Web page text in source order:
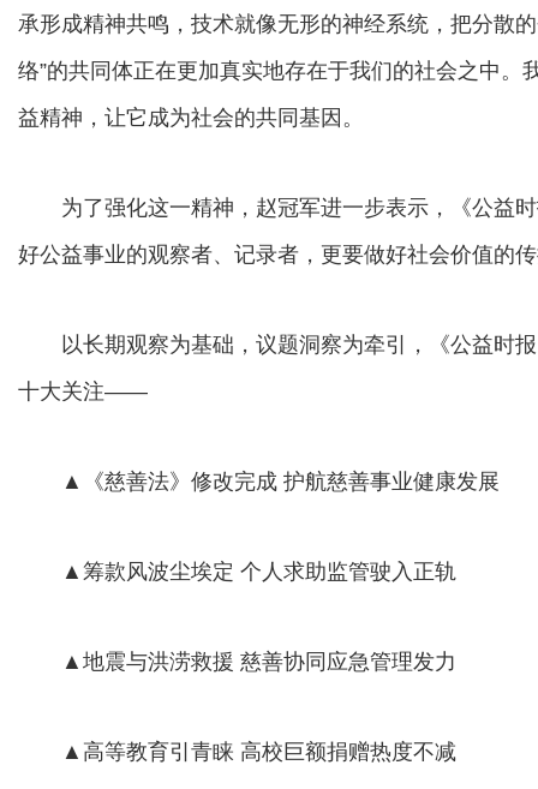
承形成精神共鸣，技术就像无形的神经系统，把分散
络”的共同体正在更加真实地存在于我们的社会之中
益精神，让它成为社会的共同基因。
为了强化这一精神，赵冠军进一步表示，《公益
好公益事业的观察者、记录者，更要做好社会价值的
以长期观察为基础，议题洞察为牵引，《公益时报
十大关注——
▲《慈善法》修改完成 护航慈善事业健康发展
▲筹款风波尘埃定 个人求助监管驶入正轨
▲地震与洪涝救援 慈善协同应急管理发力
▲高等教育引青睐 高校巨额捐赠热度不减